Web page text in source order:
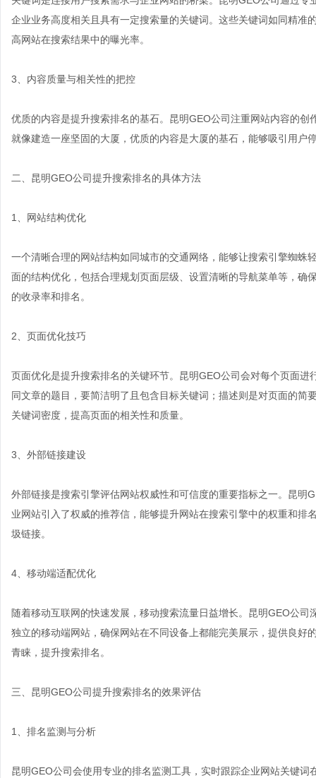
企业业务高度相关且具有一定搜索量的关键词。这些关键词如同精准
高网站在搜索结果中的曝光率。
3、内容质量与相关性的把控
优质的内容是提升搜索排名的基石。昆明GEO公司注重网站内容的
就像建造一座坚固的大厦，优质的内容是大厦的基石，能够吸引用户
二、昆明GEO公司提升搜索排名的具体方法
1、网站结构优化
一个清晰合理的网站结构如同城市的交通网络，能够让搜索引擎蜘
面的结构优化，包括合理规划页面层级、设置清晰的导航菜单等，确
的收录率和排名。
2、页面优化技巧
页面优化是提升搜索排名的关键环节。昆明GEO公司会对每个页面
同文章的题目，要简洁明了且包含目标关键词；描述则是对页面的
关键词密度，提高页面的相关性和质量。
3、外部链接建设
外部链接是搜索引擎评估网站权威性和可信度的重要指标之一。昆
业网站引入了权威的推荐信，能够提升网站在搜索引擎中的权重和
圾链接。
4、移动端适配优化
随着移动互联网的快速发展，移动搜索流量日益增长。昆明GEO公
独立的移动端网站，确保网站在不同设备上都能完美展示，提供良好
青睐，提升搜索排名。
三、昆明GEO公司提升搜索排名的效果评估
1、排名监测与分析
昆明GEO公司会使用专业的排名监测工具，实时跟踪企业网站关键